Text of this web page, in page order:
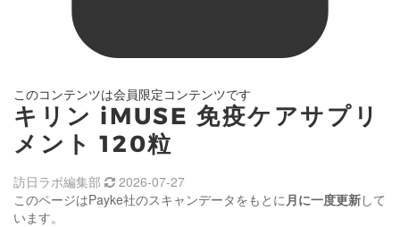
このコンテンツは会員限定コンテンツです
キリン iMUSE 免疫ケアサプリ
メント 120粒
このページはPayke社のスキャンデータをもとに月に一度更新して
います。
訪日ラボ編集部 2026-07-27